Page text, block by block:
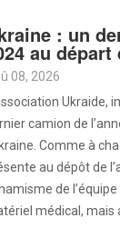
: un
au départ
08, 2026
camion de
Comme à
au dépôt de
de
médical, mais